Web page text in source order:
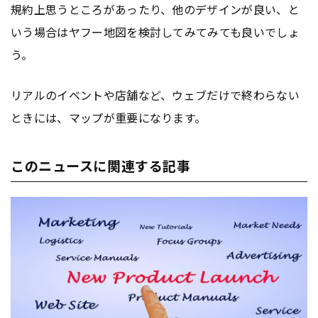
規約上思うところがあったり、他のデザインが良い、と
いう場合はヤフー地図を検討してみてみても良いでしょ
う。
リアルのイベントや店舗など、ウェブだけで終わらない
ときには、マップが重要になります。
このニュースに関連する記事